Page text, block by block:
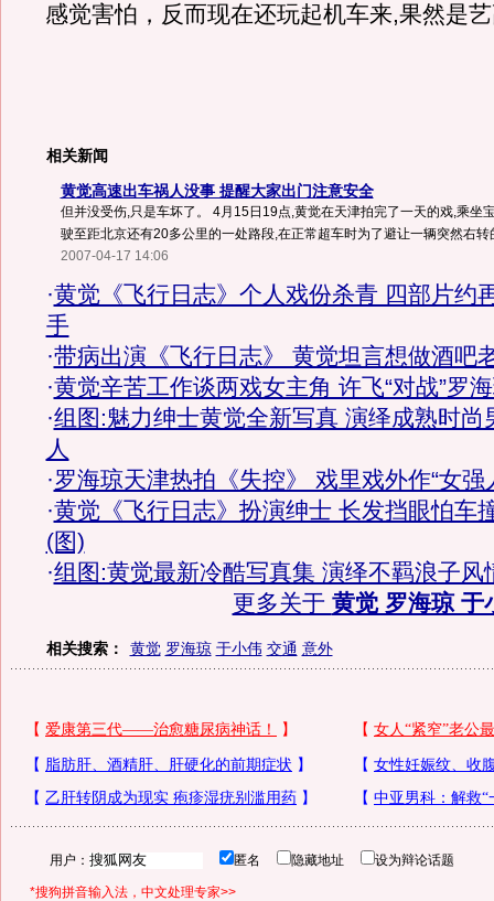
感觉害怕，反而现在还玩起机车来,果然是
相关新闻
黄觉高速出车祸人没事 提醒大家出门注意安全
但并没受伤,只是车坏了。 4月15日19点,黄觉在天津拍完了一天的戏,乘坐
驶至距北京还有20多公里的一处路段,在正常超车时为了避让一辆突然右转
2007-04-17 14:06
·黄觉《飞行日志》个人戏份杀青 四部片约
手
·带病出演《飞行日志》 黄觉坦言想做酒吧
·黄觉辛苦工作谈两戏女主角 许飞“对战”罗
·组图:魅力绅士黄觉全新写真 演绎成熟时尚
人
·罗海琼天津热拍《失控》 戏里戏外作“女强
·黄觉《飞行日志》扮演绅士 长发挡眼怕车
(图)
·组图:黄觉最新冷酷写真集 演绎不羁浪子风
更多关于 黄觉 罗海琼 于
相关搜索： 黄觉 罗海琼 于小伟 交通 意外
用户： 匿名 隐藏地址 设为辩论话题
*搜狗拼音输入法，中文处理专家>>